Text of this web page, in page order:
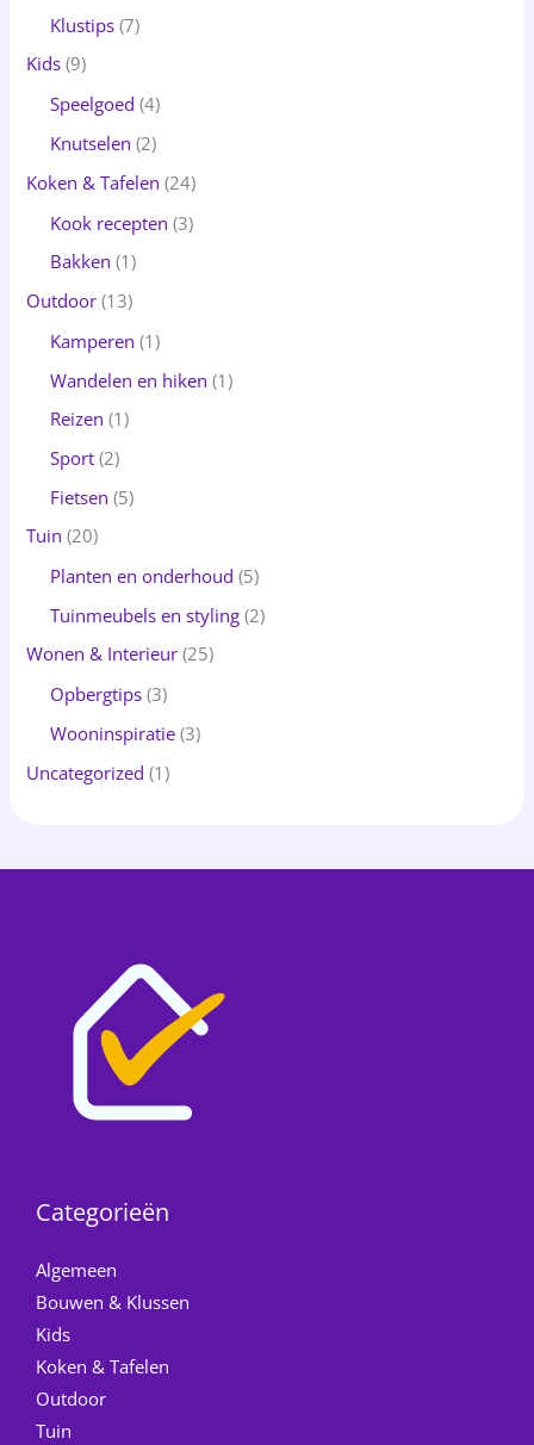
Klustips (7)
Kids (9)
Speelgoed (4)
Knutselen (2)
Koken & Tafelen (24)
Kook recepten (3)
Bakken (1)
Outdoor (13)
Kamperen (1)
Wandelen en hiken (1)
Reizen (1)
Sport (2)
Fietsen (5)
Tuin (20)
Planten en onderhoud (5)
Tuinmeubels en styling (2)
Wonen & Interieur (25)
Opbergtips (3)
Wooninspiratie (3)
Uncategorized (1)
Categorieën
Algemeen
Bouwen & Klussen
Kids
Koken & Tafelen
Outdoor
Tuin